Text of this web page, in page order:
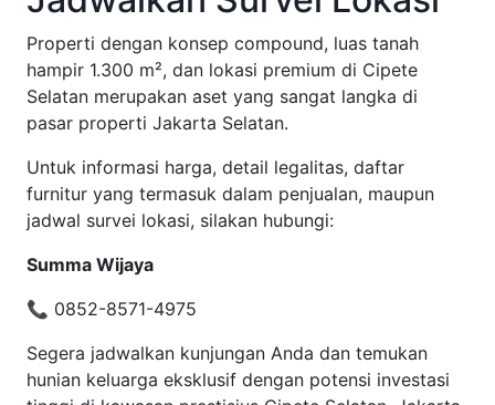
Properti dengan konsep compound, luas tanah
hampir 1.300 m², dan lokasi premium di Cipete
Selatan merupakan aset yang sangat langka di
pasar properti Jakarta Selatan.
Untuk informasi harga, detail legalitas, daftar
furnitur yang termasuk dalam penjualan, maupun
jadwal survei lokasi, silakan hubungi:
Summa Wijaya
📞 0852-8571-4975
Segera jadwalkan kunjungan Anda dan temukan
hunian keluarga eksklusif dengan potensi investasi